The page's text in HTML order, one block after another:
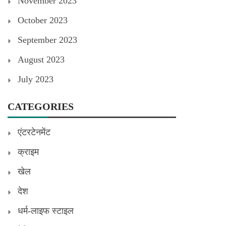
October 2023
September 2023
August 2023
July 2023
CATEGORIES
एंटरटेनमेंट
क्राइम
खेल
देश
धर्म-लाइफ स्टाइल